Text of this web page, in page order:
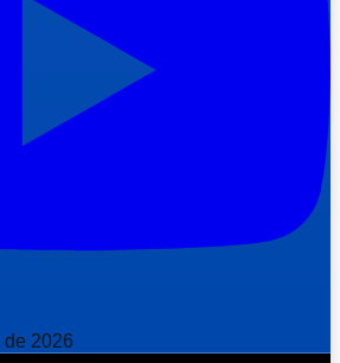
2026